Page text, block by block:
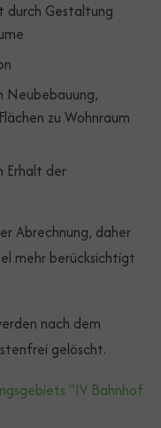
durch Gestaltung
Neubebauung,
zu Wohnraum
Erhalt der
Abrechnung, daher
mehr berücksichtigt
nach dem
gelöscht.
"IV Bahnhof